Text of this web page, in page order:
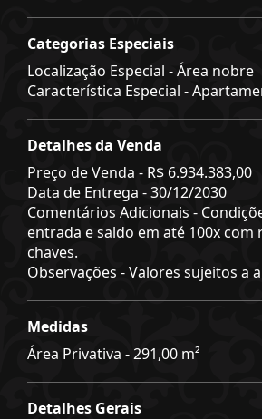
Categorias Especiais
Localização Especial - Área nobre
Característica Especial -
Detalhes da Venda
Preço de Venda - R$ 6.934.383,00
Data de Entrega - 30/12/2030
Comentários Adicionais -
entrada e saldo em até 100x com
chaves.
Observações - Valores sujeitos a
Medidas
Área Privativa - 291,00 m²
Detalhes Gerais